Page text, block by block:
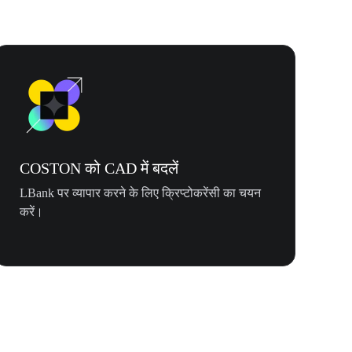
COSTON को CAD में बदलें
LBank पर व्यापार करने के लिए क्रिप्टोकरेंसी का चयन
करें।